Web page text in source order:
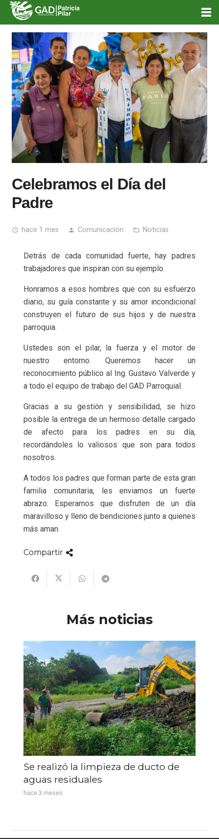
Celebramos el Día del
Padre
access_time hace 1 mes person Comunicación folder_open Noticias
Detrás de cada comunidad fuerte, hay padres
trabajadores que inspiran con su ejemplo.
Honramos a esos hombres que con su esfuerzo
diario, su guía constante y su amor incondicional
construyen el futuro de sus hijos y de nuestra
parroquia.
Ustedes son el pilar, la fuerza y el motor de
nuestro entorno. Queremos hacer un
reconocimiento público al Ing. Gustavo Valverde y
a todo el equipo de trabajo del GAD Parroquial.
Gracias a su gestión y sensibilidad, se hizo
posible la entrega de un hermoso detalle cargado
de afecto para los padres en su día,
recordándoles lo valiosos que son para todos
nosotros.
A todos los padres que forman parte de esta gran
familia comunitaria, les enviamos un fuerte
abrazo. Esperamos que disfruten de un día
maravilloso y lleno de bendiciones junto a quienes
más aman.
Compartir
Más noticias
Se realizó la limpieza de ducto de
aguas residuales
hace 3 meses